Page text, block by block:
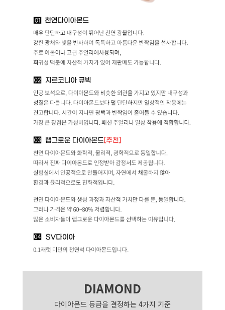
DIAMOND
다이아몬드 등급을 결정하는 4가지 기준